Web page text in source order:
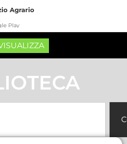
Agrario
Play